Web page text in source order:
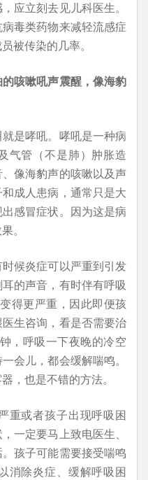
应立刻去见儿科医生。
毒类药物来减轻流感症
被传染的几率。
咳嗽吼声震醒，像海豹
是哮吼。哮吼是一种病
气管（不是肺）肿胀造
像海豹声的咳嗽以及声
成人患病，通常只是大
感冒症状。因为这是病
。
候炎症可以严重到引发
的声音，有时伴有呼吸
得更严重，因此即便孩
生咨询，看是否需要治
，呼吸一下夜晚的冷空
会儿，都会缓解喘鸣。
，也是不错的方法。
重或者孩子出现呼吸困
一定要马上致电医生、
孩子可能需要接受喘鸣
消除炎症、缓解呼吸困